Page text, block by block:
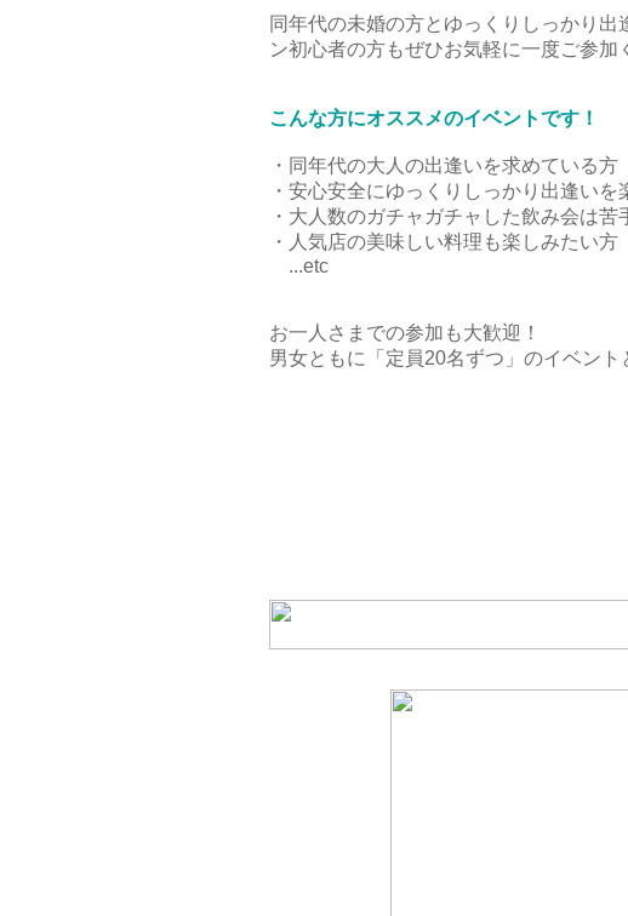
同年代の未婚の方とゆっくりしっかり
ン初心者の方もぜひお気軽に一度ご参加
こんな方にオススメのイベントです！
・同年代の大人の出逢いを求めている方
・安心安全にゆっくりしっかり出逢いを
・大人数のガチャガチャした飲み会は苦
・人気店の美味しい料理も楽しみたい方
...etc
お一人さまでの参加も大歓迎！
男女ともに「定員20名ずつ」のイベン